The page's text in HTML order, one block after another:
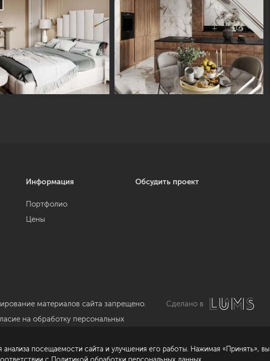
Информация
Портфолио
Цены
Обсудить проект
материалов сайта запрещено.
на обработку персональных
обработки персональных данных
Сделано в
посещаемости сайта и улучшения его работы. Нажимая «Принять», вы